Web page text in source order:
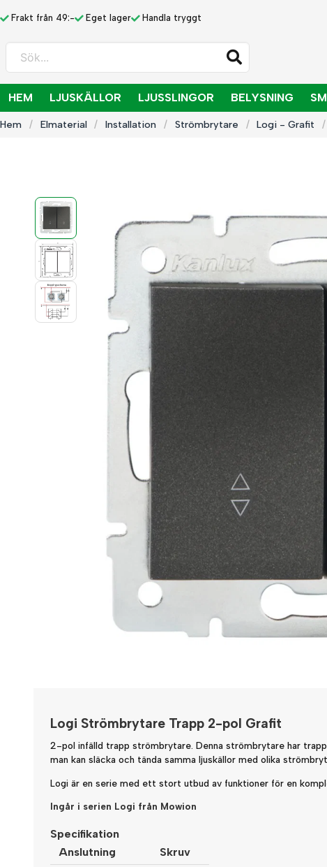
Frakt från 49:- Eget lager Handla tryggt
Sök...
HEM LJUSKÄLLOR LJUSSLINGOR BELYSNING
Hem Elmaterial Installation Strömbrytare Logi - Grafit
Logi Strömbrytare Trapp 2-pol Grafit
2-pol infälld trapp strömbrytare. Denna strömbrytare har
man kan släcka och tända samma ljuskällor med olika
Logi är en serie med ett stort utbud av funktioner för en
Ingår i serien Logi från Mowion
Specifikation
Anslutning
Skruv